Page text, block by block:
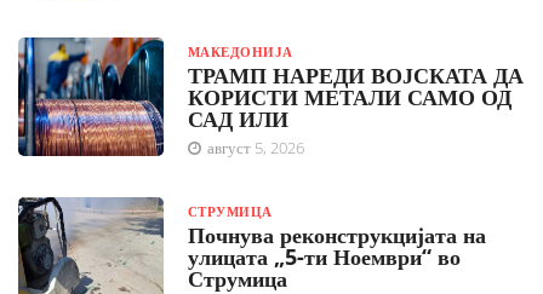
МАКЕДОНИЈА
ТРАМП НАРЕДИ ВОЈСКАТА ДА
КОРИСТИ МЕТАЛИ САМО ОД
САД ИЛИ
август 5, 2026
СТРУМИЦА
Почнува реконструкцијата на
улицата „5-ти Ноември“ во
Струмица